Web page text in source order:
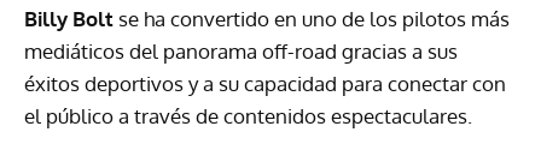
Billy Bolt se ha convertido en uno de los pilotos más
mediáticos del panorama off-road gracias a sus
éxitos deportivos y a su capacidad para conectar con
el público a través de contenidos espectaculares.